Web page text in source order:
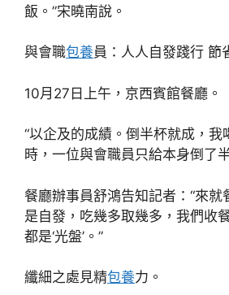
飯。”宋曉南說。
與會職包養員：人人自發踐行 節
10月27日上午，京西賓館餐廳。
“以企及的成績。倒半杯就成，我
時，一位與會職員只給本身倒了
餐廳辦事員舒鴻告知記者：“來就
是自發，吃幾多取幾多，我們收
都是‘光盤’。”
纖細之處見精包養力。